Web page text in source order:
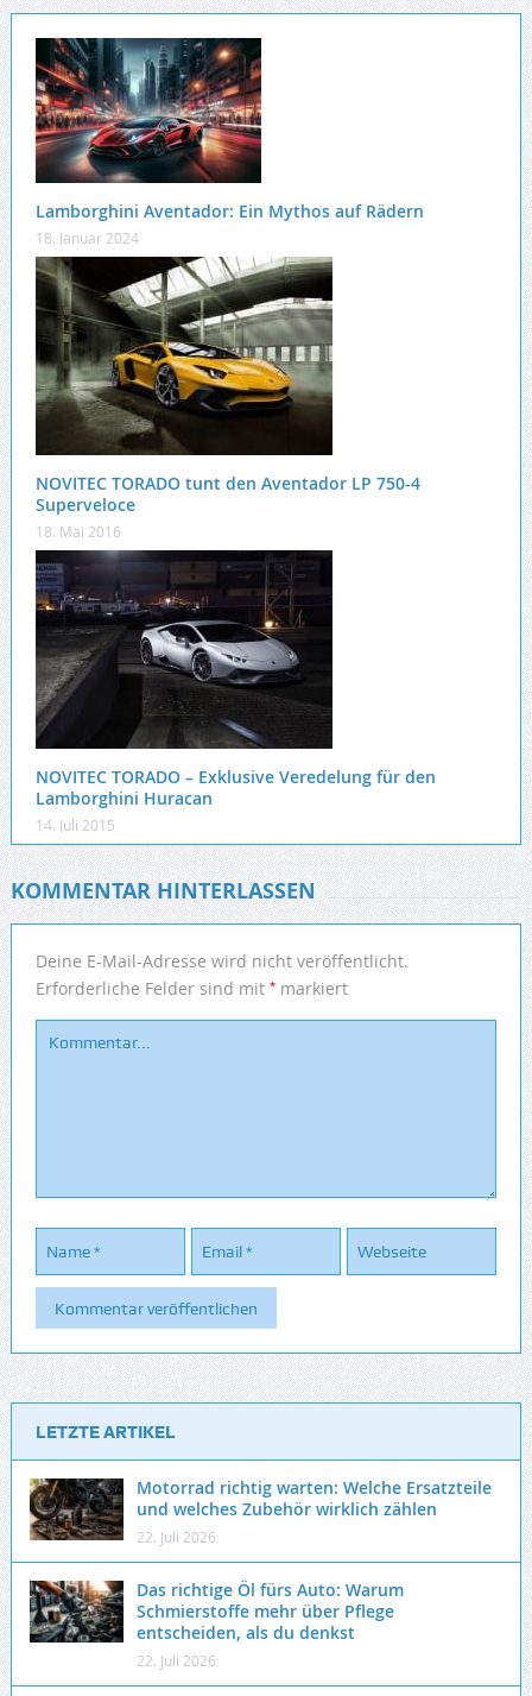
Lamborghini Aventador: Ein Mythos auf Rädern
18. Januar 2024
NOVITEC TORADO tunt den Aventador LP 750-4
Superveloce
18. Mai 2016
NOVITEC TORADO – Exklusive Veredelung für den
Lamborghini Huracan
14. Juli 2015
KOMMENTAR HINTERLASSEN
Deine E-Mail-Adresse wird nicht veröffentlicht.
Erforderliche Felder sind mit *markiert
LETZTE ARTIKEL
Motorrad richtig warten: Welche Ersatzteile
und welches Zubehör wirklich zählen
22. Juli 2026
Das richtige Öl fürs Auto: Warum
Schmierstoffe mehr über Pflege
entscheiden, als du denkst
22. Juli 2026